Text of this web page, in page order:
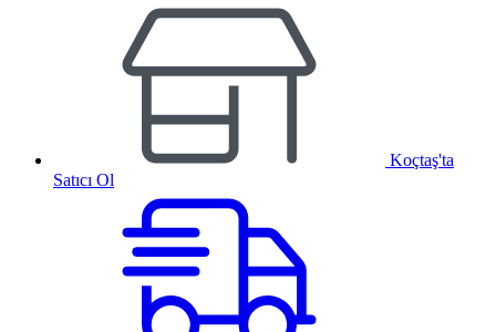
Koçtaş'ta
Satıcı Ol